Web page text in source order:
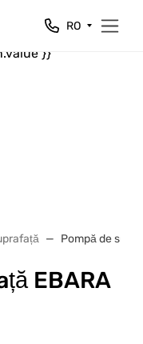
}}
}}
RO
Pompă de
EBARA